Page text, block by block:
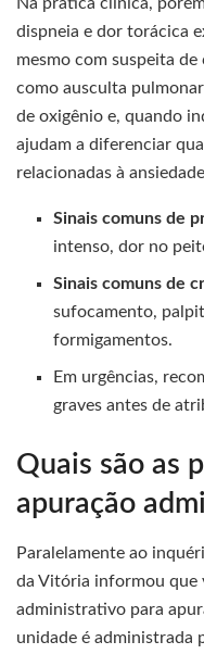
Na prática clínica,
dispneia e dor torácica
mesmo com suspeita de
como ausculta
de oxigênio e, quando
ajudam a diferenciar
relacionadas à
Sinais comuns de
intenso, dor no
Sinais comuns de
sufocamento,
formigamentos.
Em urgências,
graves antes de
Quais são as
apuração
Paralelamente ao
da Vitória informou que
administrativo para
unidade é administrada